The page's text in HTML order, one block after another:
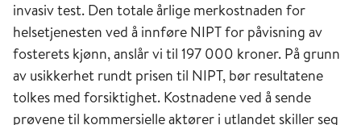
invasiv test. Den totale årlige merkostnaden for
helsetjenesten ved å innføre NIPT for påvisning av
fosterets kjønn, anslår vi til 197 000 kroner. På grunn
av usikkerhet rundt prisen til NIPT, bør resultatene
tolkes med forsiktighet. Kostnadene ved å sende
prøvene til kommersielle aktører i utlandet skiller seg